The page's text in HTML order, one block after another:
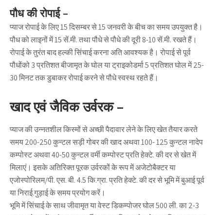
पौध की रोपाई –
प्याज रोपाई के लिए 15 दिसम्बर से 15 जनवरी के बीच का समय उपयुक्त है।
पौध को लाइनों में 15 सें.मी. तथा पौधे से पौधे की दूरी 8-10 सें.मी. रखते हैं।
रोपाई के तुरंत बाद हल्की सिंचाई करना अति आवश्यक है। रोपाई से पूर्व
पौधोंको 3 प्रतिशत बीजामृत के घोल या ट्राइकोडर्मा 5 प्रतिशत घोल में 25-
30 मिनट तक डुबाकर रोपाई करने से पौधे स्वस्थ रहते हैं।
खाद एवं जैविक उर्वरक –
प्याज की उन्नतशील किस्मों से अच्छी पैदावार लेने के लिए खेत तैयार करते
समय 200-250 कुन्टल सड़ी गोबर की खाद अथवा 100- 125 कुन्टल नादेप
कम्पोस्ट अथवा 40-50 कुन्टल वर्मी कम्पोस्ट प्रति हेक्टे. की दर से खेत में
मिलाएं। इसके अतिरिक्त पूरक उर्वरकों के रूप में अजेटोबैक्टर या
एजोस्पोरिलम/पी. एस. बी. 4.5 कि.ग्रा. प्रति हेक्टे. की दर से भूमि में बुआई पूर्व
या निराई.गुड़ाई के समय प्रयोग करें।
भूमि में सिंचाई के साथ जीवामृत या वेस्ट डिकम्पोजर घोल 500 ली. का 2-3